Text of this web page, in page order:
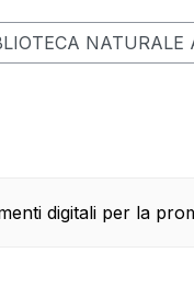
digitali per la